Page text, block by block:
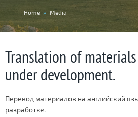
You
are
here
Home » Media
Translation of
under development.
Перевод материалов на английский
разработке.